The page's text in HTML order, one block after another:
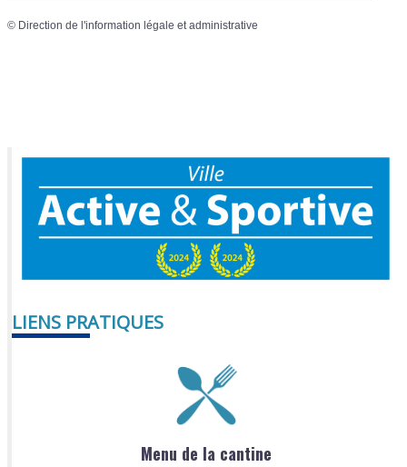
© Direction de l'information légale et administrative
LIENS PRATIQUES
Menu de la cantine